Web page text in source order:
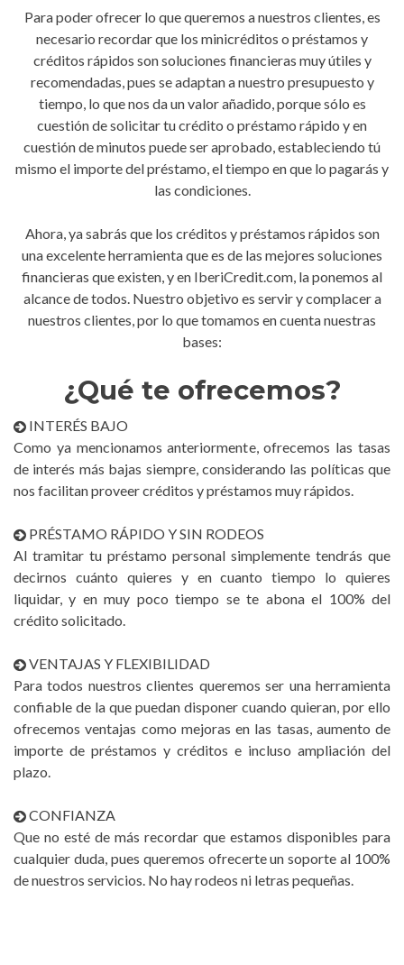
Para poder ofrecer lo que queremos a nuestros clientes, es
necesario recordar que los minicréditos o préstamos y
créditos rápidos son soluciones financieras muy útiles y
recomendadas, pues se adaptan a nuestro presupuesto y
tiempo, lo que nos da un valor añadido, porque sólo es
cuestión de solicitar tu crédito o préstamo rápido y en
cuestión de minutos puede ser aprobado, estableciendo tú
mismo el importe del préstamo, el tiempo en que lo pagarás y
las condiciones.
Ahora, ya sabrás que los créditos y préstamos rápidos son
una excelente herramienta que es de las mejores soluciones
financieras que existen, y en IberiCredit.com, la ponemos al
alcance de todos. Nuestro objetivo es servir y complacer a
nuestros clientes, por lo que tomamos en cuenta nuestras
bases:
¿Qué te ofrecemos?
INTERÉS BAJO
Como ya mencionamos anteriormente, ofrecemos las tasas
de interés más bajas siempre, considerando las políticas que
nos facilitan proveer créditos y préstamos muy rápidos.
PRÉSTAMO RÁPIDO Y SIN RODEOS
Al tramitar tu préstamo personal simplemente tendrás que
decirnos cuánto quieres y en cuanto tiempo lo quieres
liquidar, y en muy poco tiempo se te abona el 100% del
crédito solicitado.
VENTAJAS Y FLEXIBILIDAD
Para todos nuestros clientes queremos ser una herramienta
confiable de la que puedan disponer cuando quieran, por ello
ofrecemos ventajas como mejoras en las tasas, aumento de
importe de préstamos y créditos e incluso ampliación del
plazo.
CONFIANZA
Que no esté de más recordar que estamos disponibles para
cualquier duda, pues queremos ofrecerte un soporte al 100%
de nuestros servicios. No hay rodeos ni letras pequeñas.